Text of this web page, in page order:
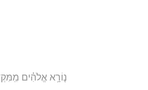
נ֤וֹרָ֥א אֱלֹהִ֗ים